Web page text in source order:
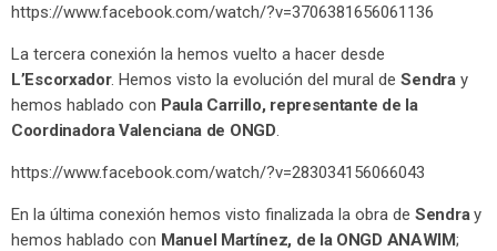
https://www.facebook.com/watch/?v=3706381656061136
La tercera conexión la hemos vuelto a hacer desde
L’Escorxador. Hemos visto la evolución del mural deSendray
hemos hablado con Paula Carrillo, representante de la
Coordinadora Valenciana de ONGD
https://www.facebook.com/watch/?v=283034156066043
En la última conexión hemos visto finalizada la obra de Sendray
hemos hablado con Manuel Martínez, de la ONGD ANAWIM;